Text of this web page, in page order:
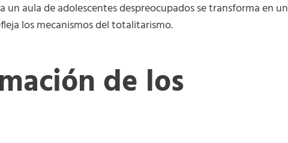
un aula de adolescentes despreocupados se transforma en un
los mecanismos del totalitarismo.
de los